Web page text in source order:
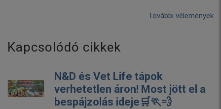
További vélemények
Kapcsolódó cikkek
N&D és Vet Life tápok
verhetetlen áron! Most jött el a
bespájzolás ideje🛒🏃💨